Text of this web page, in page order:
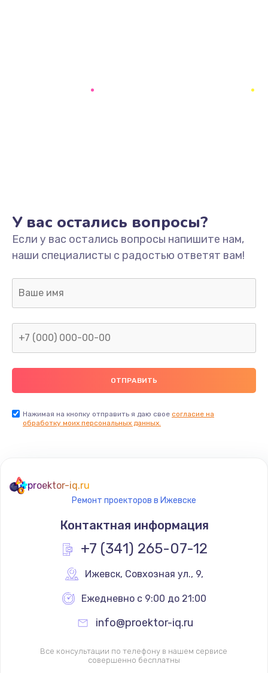
У вас остались вопросы?
Если у вас остались вопросы напишите нам,
наши специалисты с радостью ответят вам!
Нажимая на кнопку отправить я даю свое согласие на
обработку моих персональных данных.
proektor-iq.ru
Ремонт проекторов в Ижевске
Контактная информация
+7 (341) 265-07-12
Ижевск, Совхозная ул., 9,
Ежедневно с 9:00 до 21:00
info@proektor-iq.ru
Все консультации по телефону в нашем сервисе
совершенно бесплатны